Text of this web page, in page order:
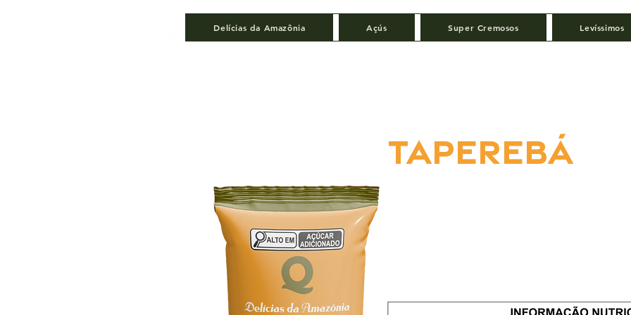
Delícias da Amazônia Açús Super Cremosos Levíssimos
taperebá